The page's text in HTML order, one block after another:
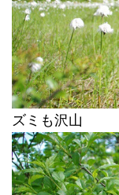
ズミも沢山